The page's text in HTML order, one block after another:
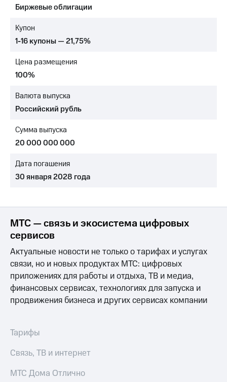
Достижения
Интервью
отчетность
Контакты
Новости
в
и акционерам
Корпоративное
Корпоративный
секретарь
Раскрытие
информации
Информация
акционерам
Документы
ПАО
"МТС"
Собрания
акционеров
капитал
и
Биржевые облигации
Купон
1-16 купоны — 21,75%
Цена размещения
100%
Валюта выпуска
Российский рубль
Сумма выпуска
20 000 000 000
Дата погашения
30 января 2028 года
МТС — связь и экосистема цифровых
сервисов
Актуальные новости не только о тарифах и услугах
связи, но и новых продуктах МТС: цифровых
приложениях для работы и отдыха, ТВ и медиа,
финансовых сервисах, технологиях для запуска и
продвижения бизнеса и других сервисах компании
Тарифы
Связь, ТВ и интернет
МТС Дома Отлично